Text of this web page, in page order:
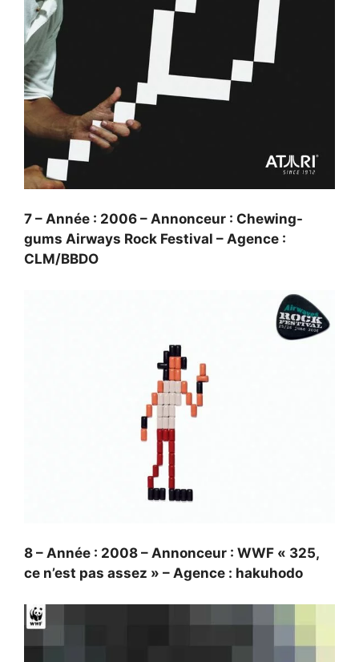
7 – Année : 2006 – Annonceur : Chewing-
gums Airways Rock Festival – Agence :
CLM/BBDO
8 – Année : 2008 – Annonceur : WWF « 325,
ce n’est pas assez » – Agence : hakuhodo